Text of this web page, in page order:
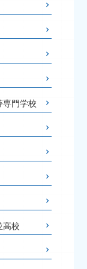
専門学校
高校